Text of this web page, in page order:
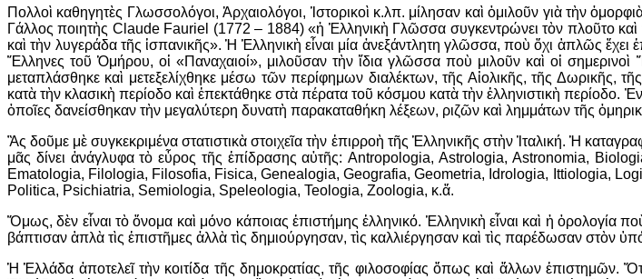
Πολλοὶ καθηγητὲς Γλωσσολόγοι, Ἀρχαιολόγοι, Ἱστορικοὶ κ.λπ. μίλησαν καὶ ὁμιλοῦν γιὰ τὴν
Γάλλος ποιητὴς Claude Fauriel (1772 – 1884) «ἡ Ἑλληνικὴ Γλῶσσα συγκεντρώνει τὸν πλοῦτο καὶ
καὶ τὴν λυγεράδα τῆς ἱσπανικῆς». Ἡ Ἑλληνικὴ εἶναι μία ἀνεξάντλητη γλῶσσα, ποὺ ὄχι ἁπλῶς
Ἕλληνες τοῦ Ὁμήρου, οἱ «Παναχαιοί», μιλοῦσαν τὴν ἴδια γλῶσσα ποὺ μιλοῦν καὶ οἱ
μεταπλάσθηκε καὶ μετεξελίχθηκε μέσω τῶν περίφημων διαλέκτων, τῆς Αἰολικῆς, τῆς Δωρικῆς,
κατὰ τὴν κλασικὴ περίοδο καὶ ἐπεκτάθηκε στὰ πέρατα τοῦ κόσμου κατὰ τὴν ἑλληνιστικὴ περίοδο.
ὁποῖες δανείσθηκαν τὴν μεγαλύτερη δυνατὴ παρακαταθήκη λέξεων, ριζῶν καὶ λημμάτων τῆς
Ἂς δοῦμε μὲ συγκεκριμένα στατιστικὰ στοιχεῖα τὴν ἐπιρροὴ τῆς Ἑλληνικῆς στὴν Ἰταλική. Ἡ
μᾶς δίνει ἀνάγλυφα τὸ εὖρος τῆς ἐπίδρασης αὐτῆς: Antropologia, Astrologia, Astronomia,
Ematologia, Filologia, Filosofia, Fisica, Genealogia, Geografia, Geometria, Idrologia, Ittiologia,
Politica, Psichiatria, Semiologia, Speleologia, Teologia, Zoologia, κ.ἄ.
Ὅμως, δὲν εἶναι τὸ ὄνομα καὶ μόνο κάποιας ἐπιστήμης ἑλληνικό. Ἑλληνικὴ εἶναι καὶ ἡ ὁρολογία
βάπτισαν ἁπλὰ τὶς ἐπιστῆμες ἀλλὰ τὶς δημιούργησαν, τὶς καλλιέργησαν καὶ τὶς παρέδωσαν στὸν
Ἡ Ἑλλάδα ἀποτελεῖ τὴν κοιτίδα τῆς δημοκρατίας, τῆς φιλοσοφίας ὅπως καὶ ἄλλων ἐπιστημῶν.